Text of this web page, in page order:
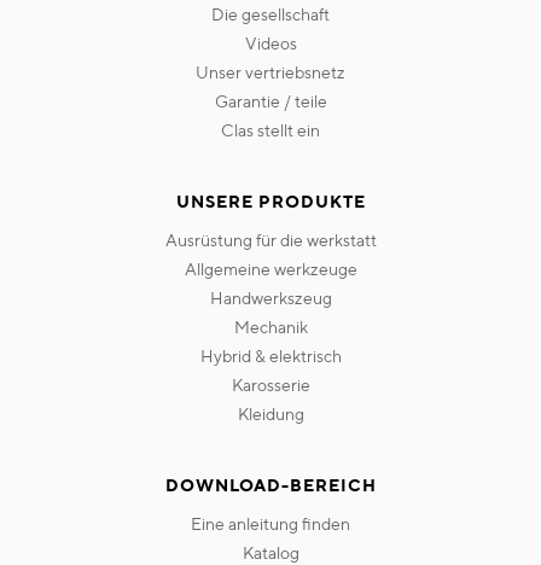
die gesellschaft
videos
unser vertriebsnetz
garantie / teile
clas stellt ein
UNSERE PRODUKTE
ausrüstung für die werkstatt
allgemeine werkzeuge
handwerkszeug
mechanik
hybrid & elektrisch
karosserie
kleidung
DOWNLOAD-BEREICH
eine anleitung finden
katalog